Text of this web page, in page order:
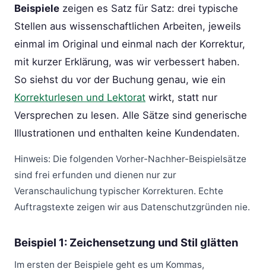
Beispiele zeigen es Satz für Satz: drei typische
Stellen aus wissenschaftlichen Arbeiten, jeweils
einmal im Original und einmal nach der Korrektur,
mit kurzer Erklärung, was wir verbessert haben.
So siehst du vor der Buchung genau, wie ein
Korrekturlesen und Lektorat wirkt, statt nur
Versprechen zu lesen. Alle Sätze sind generische
Illustrationen und enthalten keine Kundendaten.
Hinweis: Die folgenden Vorher-Nachher-Beispielsätze
sind frei erfunden und dienen nur zur
Veranschaulichung typischer Korrekturen. Echte
Auftragstexte zeigen wir aus Datenschutzgründen nie.
Beispiel 1: Zeichensetzung und Stil glätten
Im ersten der Beispiele geht es um Kommas,